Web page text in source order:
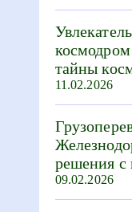
тайны
11.02.2026
решения с
09.02.2026